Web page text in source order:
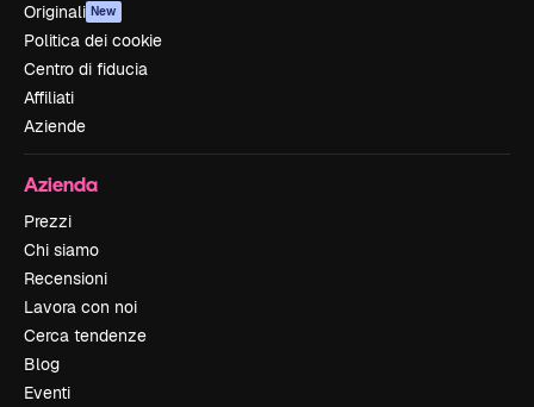
Originali New
Politica dei cookie
Centro di fiducia
Affiliati
Aziende
Azienda
Prezzi
Chi siamo
Recensioni
Lavora con noi
Cerca tendenze
Blog
Eventi